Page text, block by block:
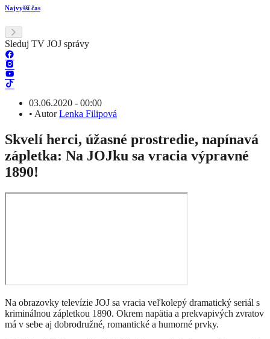
Najvyšší čas
Sleduj TV JOJ správy
03.06.2020 - 00:00
• AutorLenka Filipová
Skvelí herci, úžasné prostredie, napínavá
zápletka: Na JOJku sa vracia výpravné
1890!
Na obrazovky televízie JOJ sa vracia veľkolepý dramatický seriál s
kriminálnou zápletkou 1890. Okrem napätia a prekvapivých zvratov
má v sebe aj dobrodružné, romantické a humorné prvky.